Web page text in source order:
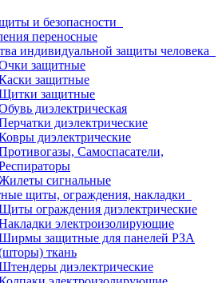
и безопасности
переносные
индивидуальной защиты человека
защитные
защитные
защитные
диэлектрическая
диэлектрические
диэлектрические
Самоспасатели,
сигнальные
щиты, ограждения, накладки
ограждения диэлектрические
электроизолирующие
защитные для панелей РЗА
ткань
диэлектрические